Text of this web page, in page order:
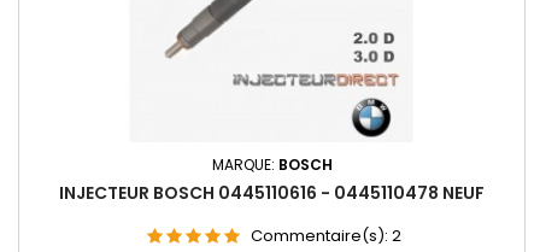
MARQUE: BOSCH
INJECTEUR BOSCH 0445110616 - 0445110478 NEUF
Commentaire(s): 2